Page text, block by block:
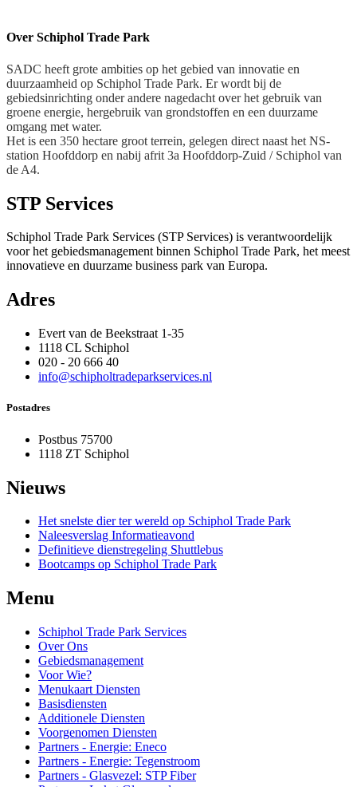
Over Schiphol Trade Park
SADC heeft grote ambities op het gebied van innovatie en
duurzaamheid op Schiphol Trade Park. Er wordt bij de
gebiedsinrichting onder andere nagedacht over het gebruik van
groene energie, hergebruik van grondstoffen en een duurzame
omgang met water.
Het is een 350 hectare groot terrein, gelegen direct naast het NS-
station Hoofddorp en nabij afrit 3a Hoofddorp-Zuid / Schiphol van
de A4.
STP Services
Schiphol Trade Park Services (STP Services) is verantwoordelijk
voor het gebiedsmanagement binnen Schiphol Trade Park, het meest
innovatieve en duurzame business park van Europa.
Adres
Evert van de Beekstraat 1-35
1118 CL Schiphol
020 - 20 666 40
info@schipholtradeparkservices.nl
Postadres
Postbus 75700
1118 ZT Schiphol
Nieuws
Het snelste dier ter wereld op Schiphol Trade Park
Naleesverslag Informatieavond
Definitieve dienstregeling Shuttlebus
Bootcamps op Schiphol Trade Park
Menu
Schiphol Trade Park Services
Over Ons
Gebiedsmanagement
Voor Wie?
Menukaart Diensten
Basisdiensten
Additionele Diensten
Voorgenomen Diensten
Partners - Energie: Eneco
Partners - Energie: Tegenstroom
Partners - Glasvezel: STP Fiber